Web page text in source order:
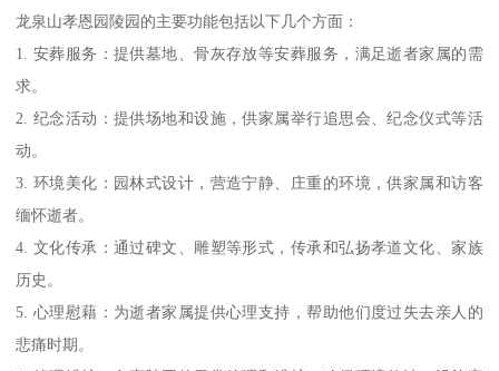
龙泉山孝恩园陵园的主要功能包括以下几个方面：
1. 安葬服务：提供墓地、骨灰存放等安葬服务，满足逝者家属的需
求。
2. 纪念活动：提供场地和设施，供家属举行追思会、纪念仪式等活
动。
3. 环境美化：园林式设计，营造宁静、庄重的环境，供家属和访客
缅怀逝者。
4. 文化传承：通过碑文、雕塑等形式，传承和弘扬孝道文化、家族
历史。
5. 心理慰藉：为逝者家属提供心理支持，帮助他们度过失去亲人的
悲痛时期。